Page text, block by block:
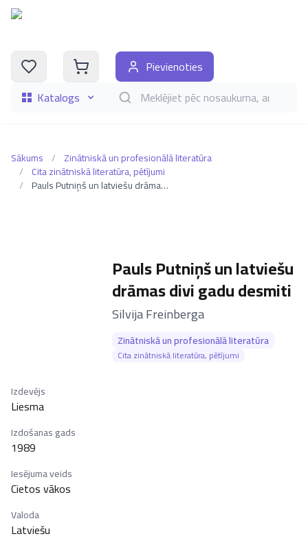
Katalogs Meklēt grāmatas pēc nosaukuma, autora,
Pievienoties
Sākums / Zinātniskā un profesionālā literatūra
/ Cita zinātniskā literatūra, pētījumi
/ Pauls Putniņš un latviešu drāmas divi gadu desmiti
Pauls Putniņš un latviešu
drāmas divi gadu desmiti
–
Silvija Freinberga
Zinātniskā un profesionālā literatūra
Cita zinātniskā literatūra, pētījumi
Izdevējs
Liesma
Izdošanas gads
1989
Iesējuma veids
Cietos vākos
Valoda
Latviešu